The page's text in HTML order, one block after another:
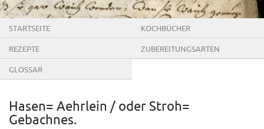
STARTSEITE KOCHBÜCHER
REZEPTE ZUBEREITUNGSARTEN
GLOSSAR
Hasen= Aehrlein / oder Stroh=
Gebachnes.